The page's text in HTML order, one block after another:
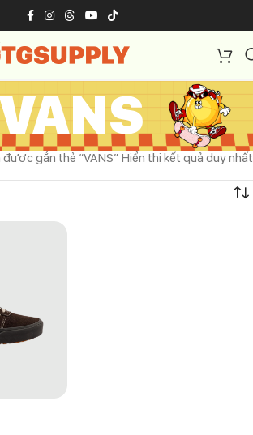
VANS
gắn thẻ “VANS” Hiển thị kết quả duy nhất